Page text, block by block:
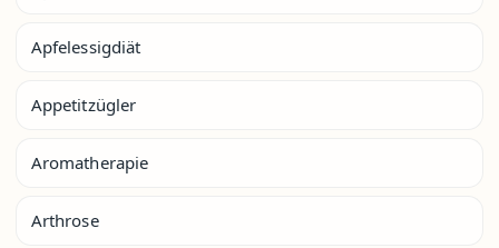
Apfelessigdiät
Appetitzügler
Aromatherapie
Arthrose